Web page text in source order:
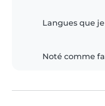
Langues que
Noté comme